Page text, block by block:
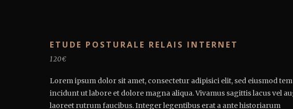
ETUDE POSTURALE RELAIS INTERNET
120€
Lorem ipsum dolor sit amet, consectetur adipisici elit, sed eiusmod
incidunt ut labore et dolore magna aliqua. Vivamus sagittis lacus vel
laoreet rutrum faucibus. Integer legentibus erat a ante historiarum